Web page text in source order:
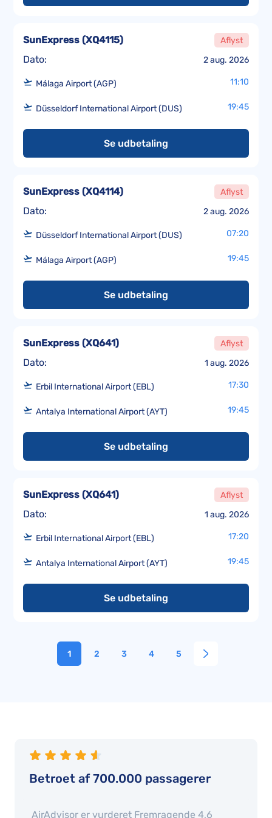
Dato: 2 aug. 2026
SunExpress (XQ4115) Aflyst
Málaga Airport (AGP) 11:10
Düsseldorf International Airport (DUS) 19:45
Se udbetaling
Dato: 2 aug. 2026
SunExpress (XQ4114) Aflyst
Düsseldorf International Airport (DUS) 07:20
Málaga Airport (AGP) 19:45
Se udbetaling
Dato: 1 aug. 2026
SunExpress (XQ641) Aflyst
Erbil International Airport (EBL) 17:30
Antalya International Airport (AYT) 19:45
Se udbetaling
Dato: 1 aug. 2026
SunExpress (XQ641) Aflyst
Erbil International Airport (EBL) 17:20
Antalya International Airport (AYT) 19:45
Se udbetaling
1 2 3 4 5
Betroet af 700.000 passagerer
AirAdvisor er vurderet Fremragende 4,6